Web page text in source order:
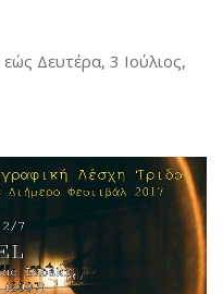
εώς Δευτέρα, 3 Ιούλιος,